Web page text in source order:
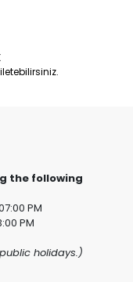
the following
PM
PM
holidays.)